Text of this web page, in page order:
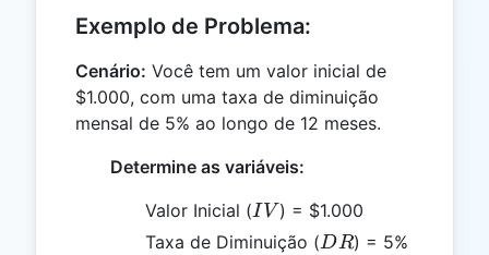
Exemplo de Problema:
Cenário: Você tem um valor inicial de
$1.000, com uma taxa de diminuição
mensal de 5% ao longo de 12 meses.
Determine as variáveis:
Valor Inicial (IV
I V ) = $1.000
Taxa de Diminuição (DR
DR) = 5%